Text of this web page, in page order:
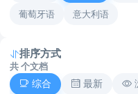
葡萄牙语 意大利语
排序方式
共 个文档
综合
最新